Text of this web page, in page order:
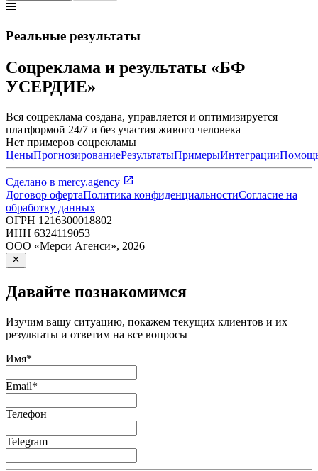
Реальные результаты
Соцреклама и результаты «БФ
УСЕРДИЕ»
Вся соцреклама создана, управляется и оптимизируется
платформой 24/7 и без участия живого человека
Нет примеров соцрекламы
ЦеныПрогнозированиеРезультатыПримерыИнтеграции
Сделано в mercy.agency
Договор офертаПолитика конфиденциальностиСогласие на
обработку данных
ОГРН 1216300018802
ИНН 6324119053
ООО «Мерси Агенси», 2026
Давайте познакомимся
Изучим вашу ситуацию, покажем текущих клиентов и их
результаты и ответим на все вопросы
Имя*
Email*
Телефон
Telegram